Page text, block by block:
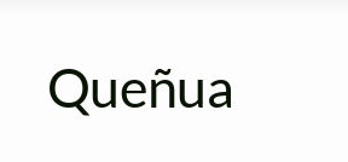
Queñua